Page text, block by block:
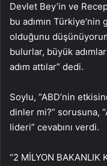
Devlet Bey’in ve
bu adımın Türkiye’nin
olduğunu
bulurlar, büyük
adım attılar” dedi.
Soylu, “ABD’nin
dinler mi?” sorusuna,
lideri” cevabını verdi.
“2 MİLYON BAKANLIK